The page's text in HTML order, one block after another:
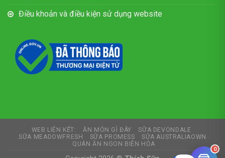
Điều khoản và điều kiện sử dụng website
WEB LIÊN KẾT: ĂN MÓN GÌ ĐÂY
SỮA DEVONDALE
SỮA MEADOWFRESH
SỮA PROMESS
SỮA AUSTRALIAOWN
QUÁN ĂN NGON BIÊN HÒA
0